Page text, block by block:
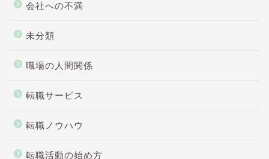
会社への不満
未分類
職場の人間関係
転職サービス
転職ノウハウ
転職活動の始め方